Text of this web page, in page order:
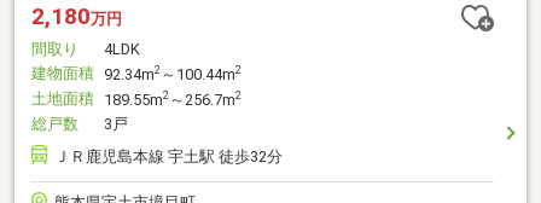
2,180万円
間取り
4LDK
建物面積 92.34m2 ～100.44m2
土地面積 189.55m2 ～256.7m2
総戸数
3戸
ＪＲ鹿児島本線 宇土駅 徒歩32分